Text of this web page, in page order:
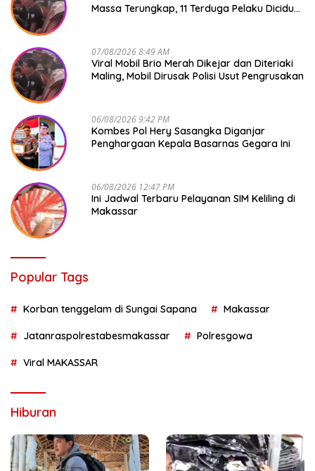
Massa Terungkap, 11 Terduga Pelaku Diciduk
07/08/2026 8:49 AM
Viral Mobil Brio Merah Dikejar dan Diteriaki
Maling, Mobil Dirusak Polisi Usut Pengrusakan
06/08/2026 9:42 PM
Kombes Pol Hery Sasangka Diganjar
Penghargaan Kepala Basarnas Gegara Ini
06/08/2026 12:47 PM
Ini Jadwal Terbaru Pelayanan SIM Keliling di
Makassar
Popular Tags
Korban tenggelam di Sungai Sapana Makassar
Jatanraspolrestabesmakassar Polresgowa
Viral MAKASSAR
Hiburan